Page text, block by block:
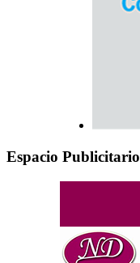
Espacio Publicitario